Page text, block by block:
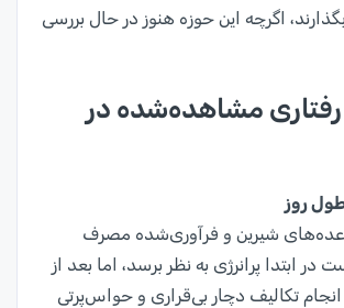
اگرچه این حوزه هنوز در حال بررسی
مشاهده‌شده در
روز
شیرین و فرآوری‌شده مصرف
ابتدا پرانرژی به نظر برسد، اما بعد از
تکالیف دچار بی‌قراری و حواس‌پرتی